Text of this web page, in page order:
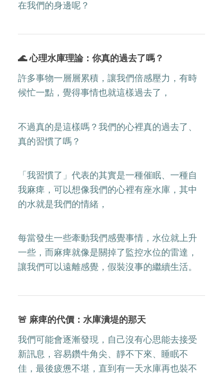
在我們的身邊呢？
🌊 心理水庫理論：你真的過去了嗎？
許多事物一層層累積，讓我們倍感壓力，有時
候忙一點，覺得事情也就這樣過去了，
不過真的是這樣嗎？我們的心裡真的過去了、
真的習慣了嗎？
「我習慣了」代表的其實是一種催眠、一種自
我麻痺，可以想像我們的心裡有座水庫，其中
的水就是我們的情緒，
每當發生一些牽動我們感覺事情，水位就上升
一些，而麻痺就像是關掉了監控水位的雷達，
讓我們可以遠離感覺，假裝沒事的繼續生活。
🚨 麻痺的代價：水庫潰堤的那天
我們可能會逐漸發現，自己沒有心思能去接受
新訊息，容易鑽牛角尖、靜不下來、睡眠不
佳，最後疲憊不堪，直到有一天水庫再也裝不